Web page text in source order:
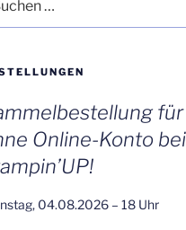
Online-Konto bei
04.08.2026 – 18 Uhr